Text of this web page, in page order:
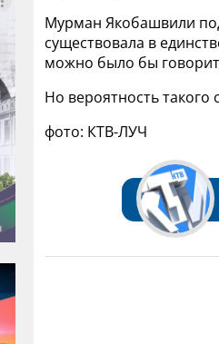
Мурман Якобашвили
существовала в
можно было бы
Но вероятность такого
фото: КТВ-ЛУЧ